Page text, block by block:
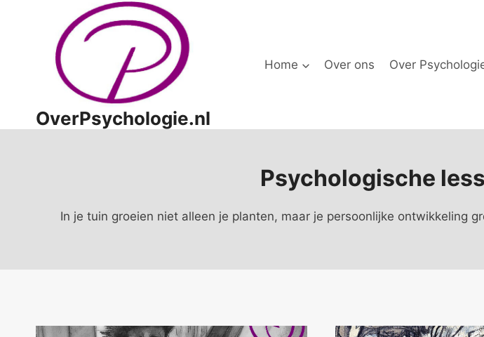
OverPsychologie.nl
Home Over ons Over
Psychologische
In je tuin groeien niet alleen je planten, maar je persoonlijke ontwikkeling